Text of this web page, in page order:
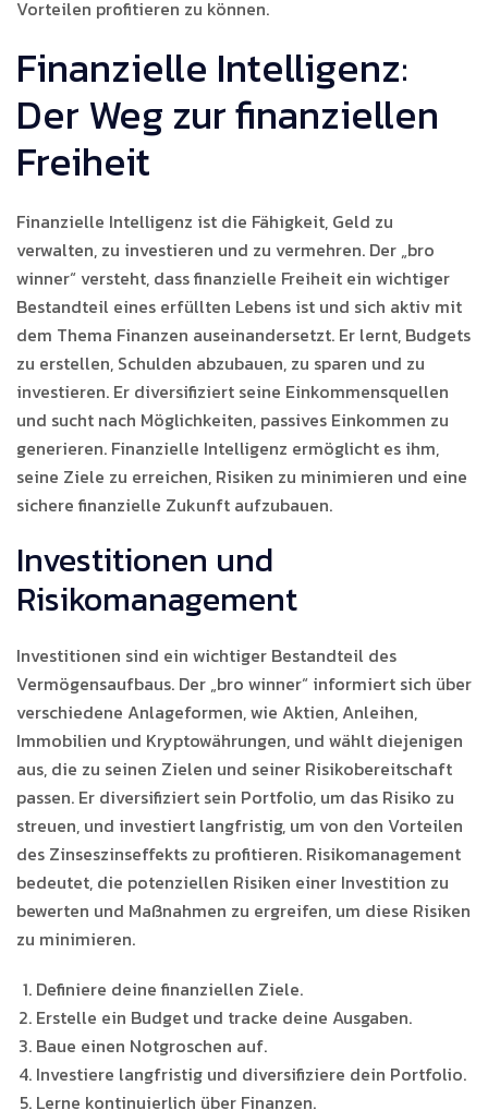
Vorteilen profitieren zu können.
Finanzielle Intelligenz:
Der Weg zur finanziellen
Freiheit
Finanzielle Intelligenz ist die Fähigkeit, Geld zu
verwalten, zu investieren und zu vermehren. Der „bro
winner“ versteht, dass finanzielle Freiheit ein wichtiger
Bestandteil eines erfüllten Lebens ist und sich aktiv mit
dem Thema Finanzen auseinandersetzt. Er lernt, Budgets
zu erstellen, Schulden abzubauen, zu sparen und zu
investieren. Er diversifiziert seine Einkommensquellen
und sucht nach Möglichkeiten, passives Einkommen zu
generieren. Finanzielle Intelligenz ermöglicht es ihm,
seine Ziele zu erreichen, Risiken zu minimieren und eine
sichere finanzielle Zukunft aufzubauen.
Investitionen und
Risikomanagement
Investitionen sind ein wichtiger Bestandteil des
Vermögensaufbaus. Der „bro winner“ informiert sich über
verschiedene Anlageformen, wie Aktien, Anleihen,
Immobilien und Kryptowährungen, und wählt diejenigen
aus, die zu seinen Zielen und seiner Risikobereitschaft
passen. Er diversifiziert sein Portfolio, um das Risiko zu
streuen, und investiert langfristig, um von den Vorteilen
des Zinseszinseffekts zu profitieren. Risikomanagement
bedeutet, die potenziellen Risiken einer Investition zu
bewerten und Maßnahmen zu ergreifen, um diese Risiken
zu minimieren.
Definiere deine finanziellen Ziele.
Erstelle ein Budget und tracke deine Ausgaben.
Baue einen Notgroschen auf.
Investiere langfristig und diversifiziere dein Portfolio.
Lerne kontinuierlich über Finanzen.